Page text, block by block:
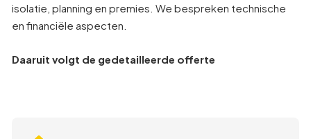
isolatie, planning en premies. We bespreken technische
en financiële aspecten.
Daaruit volgt de gedetailleerde offerte